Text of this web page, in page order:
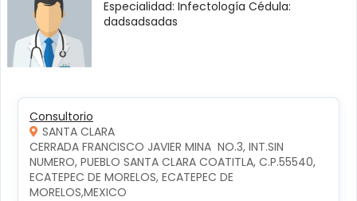
Especialidad: Infectología Cédula:
dadsadsadas
Consultorio
SANTA CLARA
CERRADA FRANCISCO JAVIER MINA  NO.3, INT.SIN
NUMERO, PUEBLO SANTA CLARA COATITLA, C.P.55540,
ECATEPEC DE MORELOS, ECATEPEC DE
MORELOS,MEXICO